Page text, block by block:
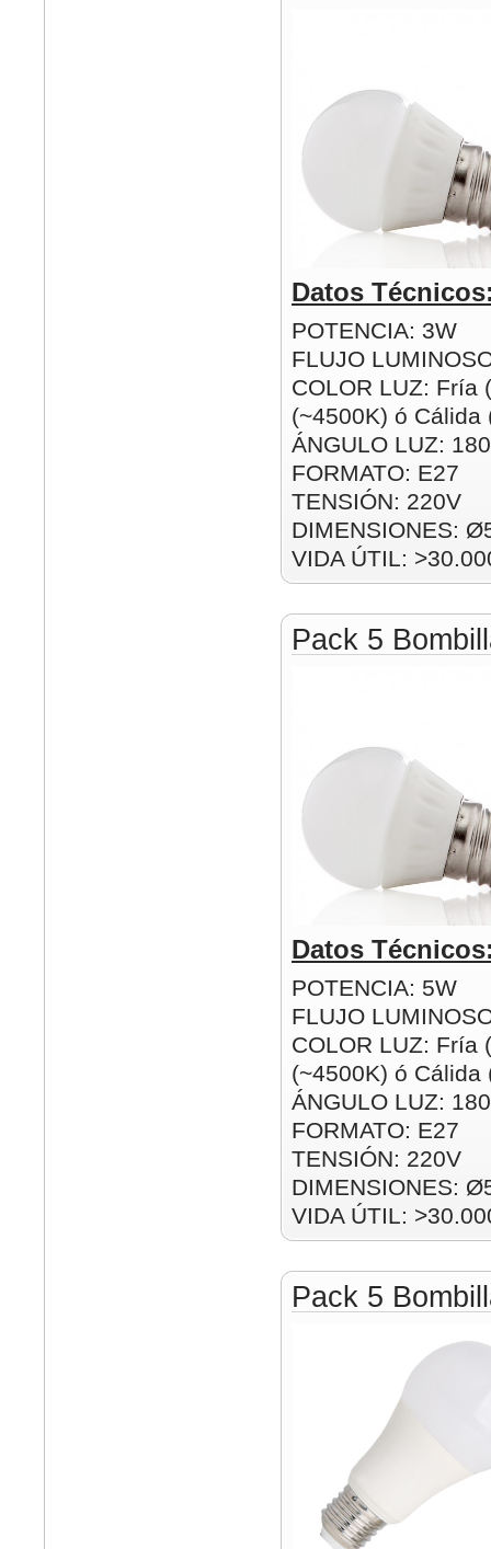
Datos
POTENCIA: 3W
FLUJO
COLOR LUZ: Fría
(~4500K) ó Cálida
ÁNGULO LUZ:
FORMATO: E27
TENSIÓN: 220V
DIMENSIONES:
VIDA ÚTIL:
Pack 5
Datos
POTENCIA: 5W
FLUJO
COLOR LUZ: Fría
(~4500K) ó Cálida
ÁNGULO LUZ:
FORMATO: E27
TENSIÓN: 220V
DIMENSIONES:
VIDA ÚTIL:
Pack 5